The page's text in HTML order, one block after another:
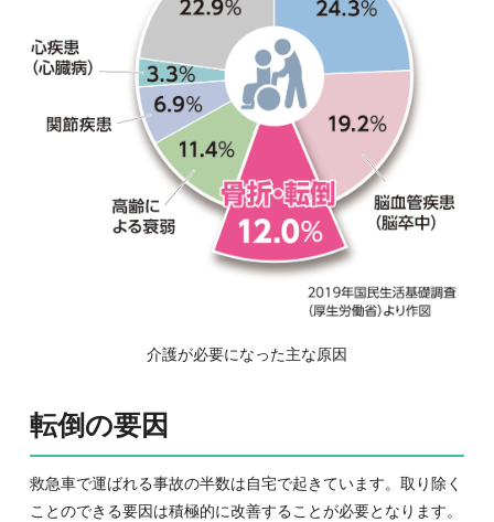
介護が必要になった主な原因
転倒の要因
救急車で運ばれる事故の半数は自宅で起きています。取り除く
ことのできる要因は積極的に改善することが必要となります。